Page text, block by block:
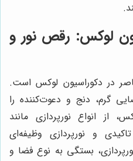
لوکس: رقص نور و
در دکوراسیون لوکس است.
گرم، دنج و دعوت‌کننده را
از انواع نورپردازی مانند
و نورپردازی وظیفه‌ای
بستگی به نوع فضا و